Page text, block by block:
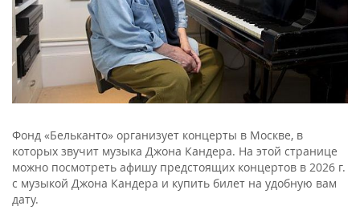
Фонд «Бельканто» организует концерты в Москве, в
которых звучит музыка Джона Кандера. На этой странице
можно посмотреть афишу предстоящих концертов в 2026 г.
с музыкой Джона Кандера и купить билет на удобную вам
дату.